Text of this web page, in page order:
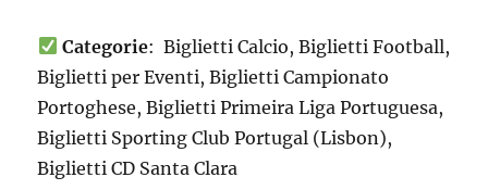
Categorie: Biglietti Calcio, Biglietti Football,
Biglietti per Eventi, Biglietti Campionato
Portoghese, Biglietti Primeira Liga Portuguesa,
Biglietti Sporting Club Portugal (Lisbon),
Biglietti CD Santa Clara